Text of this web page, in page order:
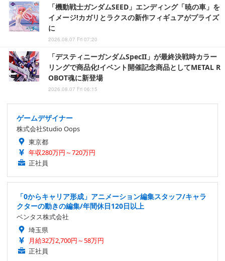
「機動戦士ガンダムSEED」エンディング「暁の車」を
イメージ!カガリとラクスの新作フィギュアがプライズ
に
2026.08.07 Fri 07:20
「デスティニーガンダムSpecII」が最終決戦時カラー
リングで商品化!イベント開催記念商品としてMETAL R
OBOT魂に新登場
2026.08.07 Fri 06:15
ゲームデザイナー
株式会社Studio Oops
東京都
年収280万円～720万円
正社員
「0からキャリア形成」アニメーション編集スタッフ/キャラ
クターの動きの編集/年間休日120日以上
ベンタス株式会社
埼玉県
月給32万2,700円～58万円
正社員